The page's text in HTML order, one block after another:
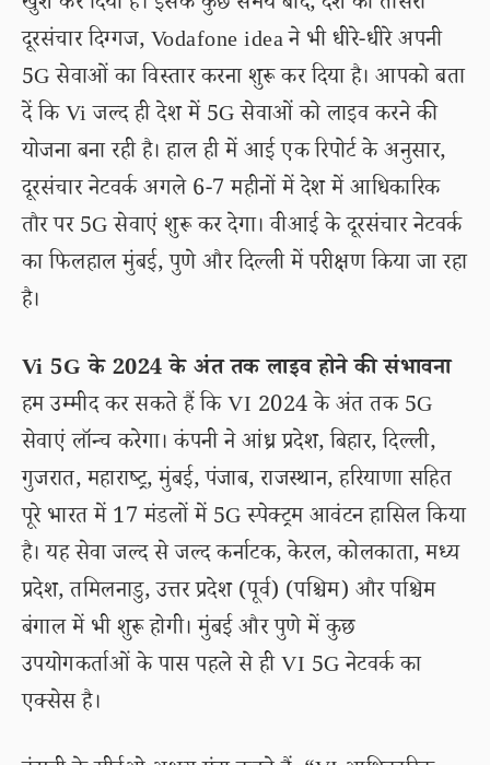
दूरसंचार दिग्गज, Vodafone idea ने भी धीरे-धीरे अपनी
5G सेवाओं का विस्तार करना शुरू कर दिया है। आपको बता
दें कि Vi जल्द ही देश में 5G सेवाओं को लाइव करने की
योजना बना रही है। हाल ही में आई एक रिपोर्ट के अनुसार,
दूरसंचार नेटवर्क अगले 6-7 महीनों में देश में आधिकारिक
तौर पर 5G सेवाएं शुरू कर देगा। वीआई के दूरसंचार नेटवर्क
का फिलहाल मुंबई, पुणे और दिल्ली में परीक्षण किया जा रहा
है।
Vi 5G के 2024 के अंत तक लाइव होने की संभावना
हम उम्मीद कर सकते हैं कि VI 2024 के अंत तक 5G
सेवाएं लॉन्च करेगा। कंपनी ने आंध्र प्रदेश, बिहार, दिल्ली,
गुजरात, महाराष्ट्र, मुंबई, पंजाब, राजस्थान, हरियाणा सहित
पूरे भारत में 17 मंडलों में 5G स्पेक्ट्रम आवंटन हासिल किया
है। यह सेवा जल्द से जल्द कर्नाटक, केरल, कोलकाता, मध्य
प्रदेश, तमिलनाडु, उत्तर प्रदेश (पूर्व) (पश्चिम) और पश्चिम
बंगाल में भी शुरू होगी। मुंबई और पुणे में कुछ
उपयोगकर्ताओं के पास पहले से ही VI 5G नेटवर्क का
एक्सेस है।